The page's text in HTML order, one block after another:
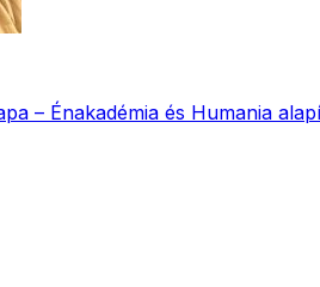
– Énakadémia és Humania